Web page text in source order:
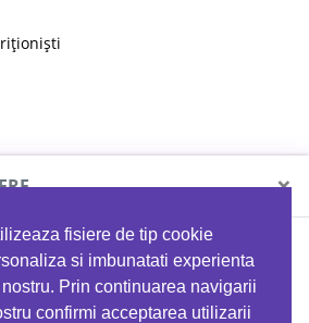
fisiere de tip cookie
si imbunatati experienta
Prin continuarea navigarii
confirmi acceptarea utilizarii
×